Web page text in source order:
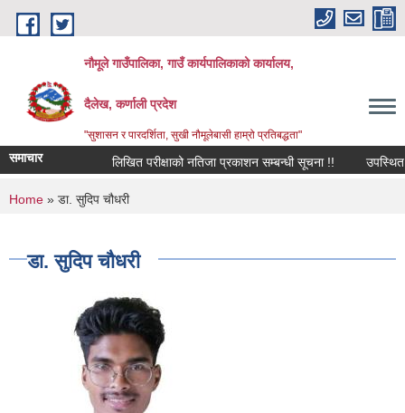
Skip to main content
नौमूले गाउँपालिका, गाउँ कार्यपालिकाको कार्यालय,
दैलेख, कर्णाली प्रदेश
"सुशासन र पारदर्शिता, सुखी नौमूलेबासी हाम्रो प्रतिबद्धता"
समाचार लिखित परीक्षाको नतिजा प्रकाशन सम्बन्धी सूचना !! उपस्थित भई
You are here
Home » डा. सुदिप चौधरी
डा. सुदिप चौधरी